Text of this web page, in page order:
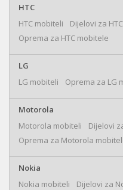
HTC
HTC mobiteli
Dijelovi za
Oprema za HTC mobitele
LG
LG mobiteli
Oprema za LG
Motorola
Motorola mobiteli
Dijelovi
Oprema za Motorola
Nokia
Nokia mobiteli
Dijelovi za